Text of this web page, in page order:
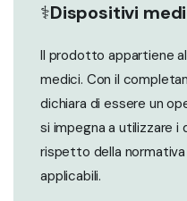
⚕️Dispositivi
Il prodotto appartiene
medici. Con il
dichiara di essere un
si impegna a utilizzare i
rispetto della
applicabili.